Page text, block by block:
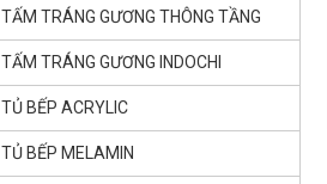
TẤM TRÁNG GƯƠNG THÔNG TẦNG
TẤM TRÁNG GƯƠNG INDOCHI
TỦ BẾP ACRYLIC
TỦ BẾP MELAMIN